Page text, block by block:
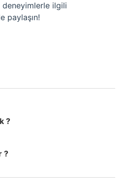
deneyimlerle ilgili
paylaşın!
?
?